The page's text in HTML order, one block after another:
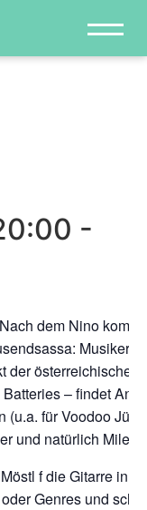
-
dem Nino
Musiker,
der
– findet
(u.a. für Voodoo
und natürlich Mile
f die Gitarre in
Genres und